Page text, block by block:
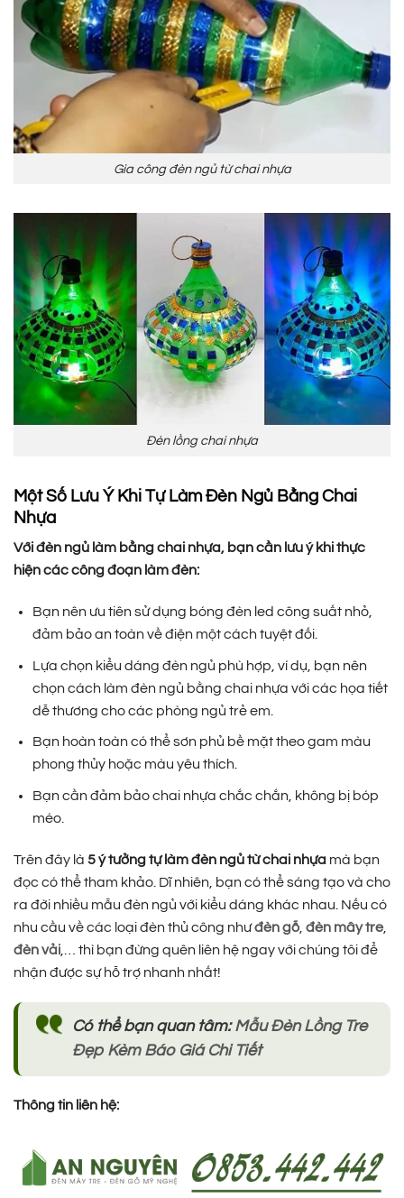
Gia công đèn ngủ từ chai nhựa
Đèn lồng chai nhựa
Một Số Lưu Ý Khi Tự Làm Đèn Ngủ Bằng Chai
Nhựa
Với đèn ngủ làm bằng chai nhựa, bạn cần lưu ý khi thực
hiện các công đoạn làm đèn:
Bạn nên ưu tiên sử dụng bóng đèn led công suất nhỏ,
đảm bảo an toàn về điện một cách tuyệt đối.
Lựa chọn kiểu dáng đèn ngủ phù hợp, ví dụ, bạn nên
chọn cách làm đèn ngủ bằng chai nhựa với các họa tiết
dễ thương cho các phòng ngủ trẻ em.
Bạn hoàn toàn có thể sơn phủ bề mặt theo gam màu
phong thủy hoặc màu yêu thích.
Bạn cần đảm bảo chai nhựa chắc chắn, không bị bóp
méo.
Trên đây là 5 ý tưởng tự làm đèn ngủ từ chai nhựa mà bạn
đọc có thể tham khảo. Dĩ nhiên, bạn có thể sáng tạo và cho
ra đời nhiều mẫu đèn ngủ với kiểu dáng khác nhau. Nếu có
nhu cầu về các loại đèn thủ công nhưđèn gỗ đèn mây tre
đèn vải ,… thì bạn đừng quên liên hệ ngay với chúng tôi để
nhận được sự hỗ trợ nhanh nhất!
Có thể bạn quan tâm:Mẫu Đèn Lồng Tre
Đẹp Kèm Báo Giá Chi Tiết
Thông tin liên hệ: